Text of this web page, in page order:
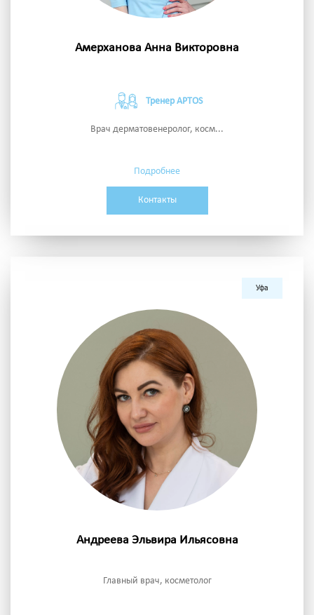
Амерханова Анна Викторовна
Тренер APTOS
Врач дерматовенеролог, косм...
Подробнее
Контакты
Уфа
Андреева Эльвира Ильясовна
Главный врач, косметолог